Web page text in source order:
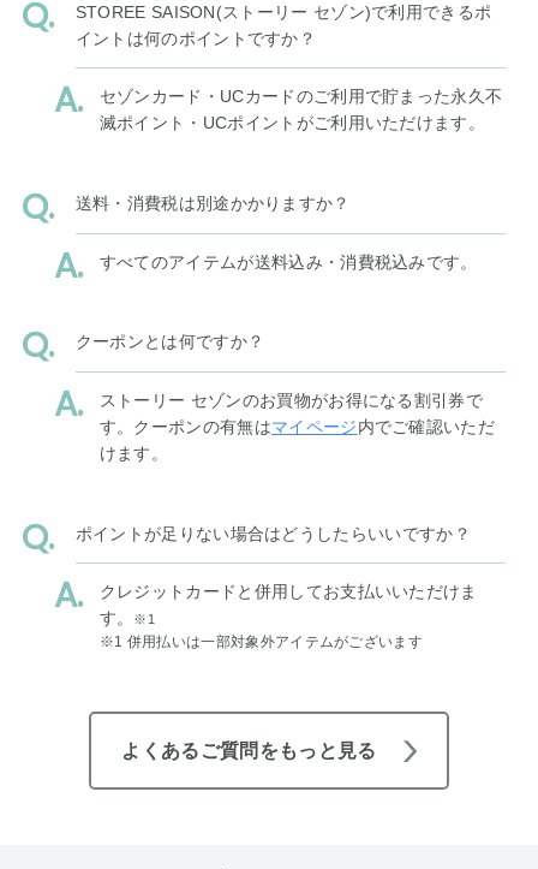
STOREE SAISON(ストーリー セゾン)で利用できるポ
イントは何のポイントですか？
セゾンカード・UCカードのご利用で貯まった永久不
滅ポイント・UCポイントがご利用いただけます。
送料・消費税は別途かかりますか？
すべてのアイテムが送料込み・消費税込みです。
クーポンとは何ですか？
ストーリー セゾンのお買物がお得になる割引券で
す。クーポンの有無はマイページ内でご確認いただ
けます。
ポイントが足りない場合はどうしたらいいですか？
クレジットカードと併用してお支払いいただけま
す。
※1
※1 併用払いは一部対象外アイテムがございます
よくあるご質問をもっと見る